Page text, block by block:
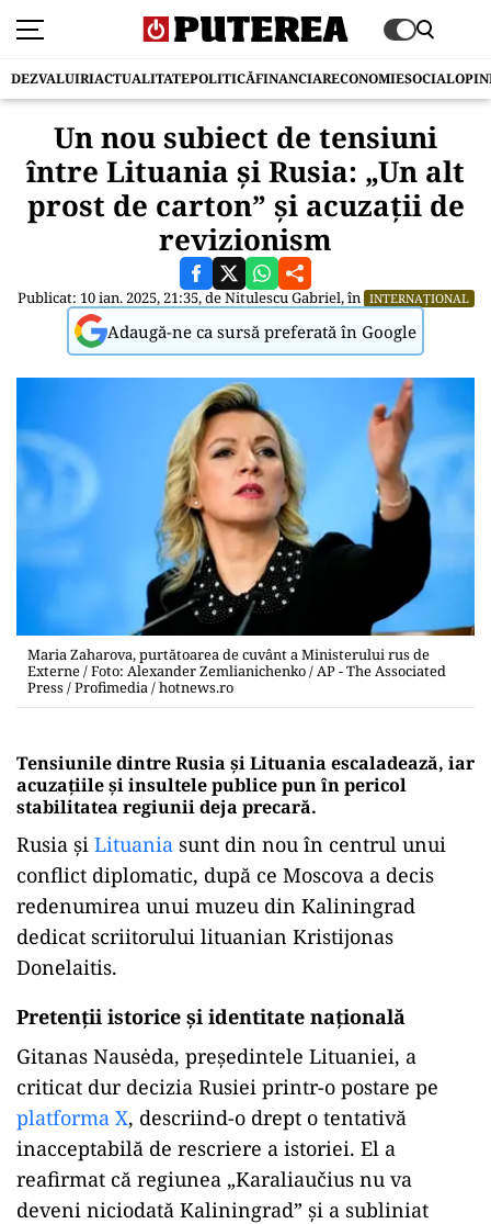
DEZVALUIRIACTUALITATEPOLITICĂFINANCIARECONOMIESOCIAL
Un nou subiect de tensiuni
între Lituania și Rusia: „Un alt
prost de carton” și acuzații de
revizionism
Publicat: 10 ian. 2025, 21:35, deNitulescu Gabriel, în INTERNAȚIONAL
Adaugă-ne ca sursă preferată în Google
Maria Zaharova, purtătoarea de cuvânt a Ministerului rus de
Externe / Foto: Alexander Zemlianichenko / AP - The Associated
Press / Profimedia / hotnews.ro
Tensiunile dintre Rusia și Lituania escaladează, iar
acuzațiile și insultele publice pun în pericol
stabilitatea regiunii deja precară.
Rusia și Lituania sunt din nou în centrul unui
conflict diplomatic, după ce Moscova a decis
redenumirea unui muzeu din Kaliningrad
dedicat scriitorului lituanian Kristijonas
Donelaitis.
Pretenții istorice și identitate națională
Gitanas Nausėda, președintele Lituaniei, a
criticat dur decizia Rusiei printr-o postare pe
platforma X, descriind-o drept o tentativă
inacceptabilă de rescriere a istoriei. El a
reafirmat că regiunea „Karaliaučius nu va
deveni niciodată Kaliningrad” și a subliniat